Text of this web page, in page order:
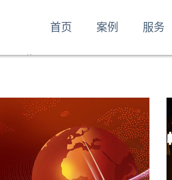
首页 案例 服务
首页
但是近几年的增涨势头却不
我们在护理阿旺终经常听到营
销型网站建设一类的词，很多
人理解为就是销售型网站建
设，然而营销型网站建设不等